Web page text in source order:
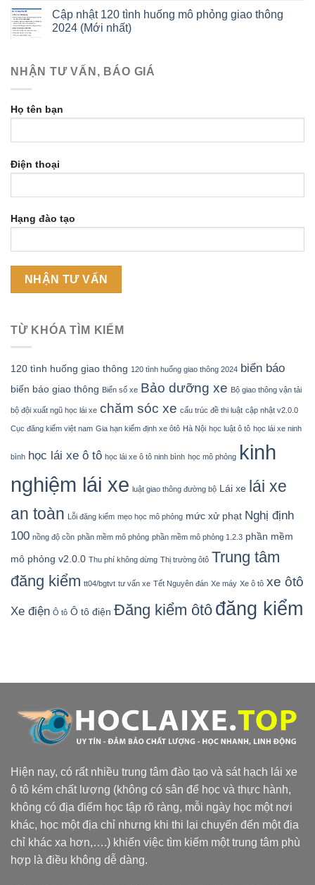
Cập nhật 120 tình huống mô phỏng giao thông
2024 (Mới nhất)
NHẬN TƯ VẤN, BÁO GIÁ
Họ tên bạn
Điện thoại
Hạng đào tạo
TỪ KHÓA TÌM KIẾM
120 tình huống giao thông 120 tình huống giao thông 2024 biển báo
biển báo giao thông Biển số xe Bảo dưỡng xe Bộ giao thông vận tải
bộ đội xuất ngũ học lái xe chăm sóc xe cấu trúc đề thi luật cập nhật v2.0.0
Cục đăng kiểm việt nam Gia hạn kiểm định xe ôtô Hà Nội học luật ô tô học lái xe ninh
bình học lái xe ô tô học lái xe ô tô ninh bình học mô phỏng kinh
nghiệm lái xe luật giao thông đường bộ Lái xe
lái xe
an toàn
Lỗi đăng kiểm mẹo học mô phỏng mức xử phạt Nghị định
100 nồng độ cồn phần mềm mô phỏng phần mềm mô phỏng 1.2.3 phần mềm
mô phỏng v2.0.0 Thu phí không dừng Thị trường ôtô Trung tâm
đăng kiểm tt04/bgtvt tư vấn xe Tết Nguyên đán Xe máy Xe ô tô xe ôtô
Xe điện Ô tô Ô tô điện Đăng kiểm ôtô đăng kiểm
Hiện nay, có rất nhiều trung tâm đào tạo và sát hạch lái xe
ô tô kém chất lượng (không có sân để học và thực hành,
không có địa điểm học tập rõ ràng, mỗi ngày học một nơi
khác, học một địa chỉ nhưng khi thi lại chuyển đến một địa
chỉ khác xa hơn,….) khiến việc tìm kiếm một trung tâm phù
hợp là điều không dễ dàng.